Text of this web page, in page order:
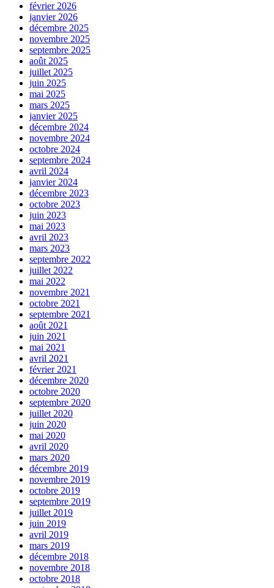
février 2026
janvier 2026
décembre 2025
novembre 2025
septembre 2025
août 2025
juillet 2025
juin 2025
mai 2025
mars 2025
janvier 2025
décembre 2024
novembre 2024
octobre 2024
septembre 2024
avril 2024
janvier 2024
décembre 2023
octobre 2023
juin 2023
mai 2023
avril 2023
mars 2023
septembre 2022
juillet 2022
mai 2022
novembre 2021
octobre 2021
septembre 2021
août 2021
juin 2021
mai 2021
avril 2021
février 2021
décembre 2020
octobre 2020
septembre 2020
juillet 2020
juin 2020
mai 2020
avril 2020
mars 2020
décembre 2019
novembre 2019
octobre 2019
septembre 2019
juillet 2019
juin 2019
avril 2019
mars 2019
décembre 2018
novembre 2018
octobre 2018